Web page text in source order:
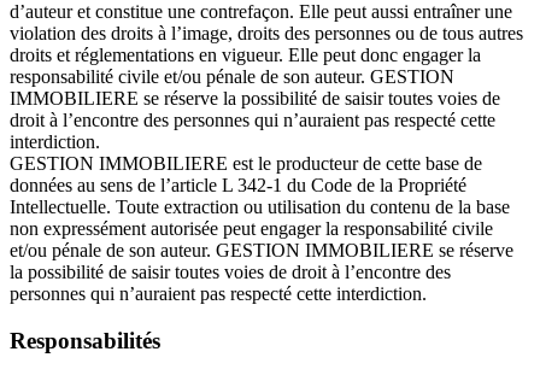
d’auteur et constitue une contrefaçon. Elle peut aussi entraîner une
violation des droits à l’image, droits des personnes ou de tous autres
droits et réglementations en vigueur. Elle peut donc engager la
responsabilité civile et/ou pénale de son auteur. GESTION
IMMOBILIERE se réserve la possibilité de saisir toutes voies de
droit à l’encontre des personnes qui n’auraient pas respecté cette
interdiction.
GESTION IMMOBILIERE est le producteur de cette base de
données au sens de l’article L 342-1 du Code de la Propriété
Intellectuelle. Toute extraction ou utilisation du contenu de la base
non expressément autorisée peut engager la responsabilité civile
et/ou pénale de son auteur. GESTION IMMOBILIERE se réserve
la possibilité de saisir toutes voies de droit à l’encontre des
personnes qui n’auraient pas respecté cette interdiction.
Responsabilités